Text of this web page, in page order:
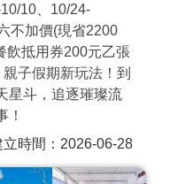
10、10/24-
不加價(現省2200
飲抵用券200元乙張
子假期新玩法！到
星斗，追逐璀璨流
！
立時間：2026-06-28